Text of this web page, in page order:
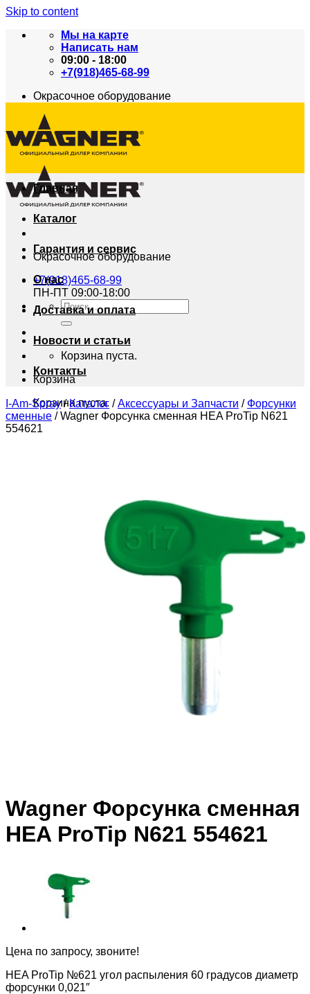
Skip to content
Мы на карте
Написать нам
09:00 - 18:00
+7(918)465-68-99
Окрасочное оборудование
Окрасочное оборудование
+7(918)465-68-99
ПН-ПТ 09:00-18:00
Корзина пуста.
Корзина
Корзина пуста.
Главная
Каталог
Гарантия и сервис
О нас
Доставка и оплата
Новости и статьи
Контакты
I-Am-Spray/Каталог /Аксессуары и Запчасти / Форсунки
сменные /Wagner Форсунка сменная HEA ProTip N621
554621
Wagner Форсунка сменная
HEA ProTip N621 554621
Цена по запросу, звоните!
HEA ProTip №621 угол распыления 60 градусов диаметр
форсунки 0,021″